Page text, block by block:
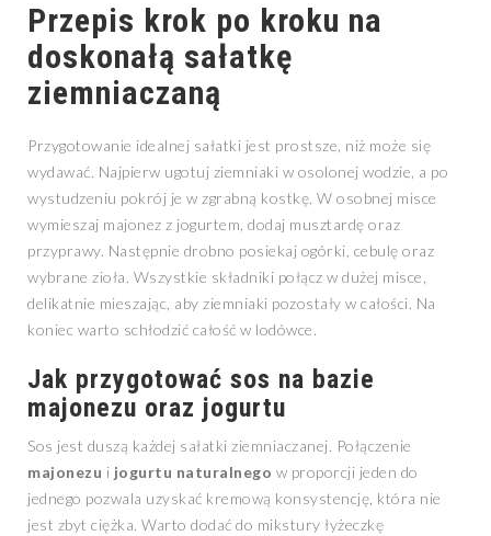
Przepis krok po kroku na
doskonałą sałatkę
ziemniaczaną
Przygotowanie idealnej sałatki jest prostsze, niż może się
wydawać. Najpierw ugotuj ziemniaki w osolonej wodzie, a po
wystudzeniu pokrój je w zgrabną kostkę. W osobnej misce
wymieszaj majonez z jogurtem, dodaj musztardę oraz
przyprawy. Następnie drobno posiekaj ogórki, cebulę oraz
wybrane zioła. Wszystkie składniki połącz w dużej misce,
delikatnie mieszając, aby ziemniaki pozostały w całości. Na
koniec warto schłodzić całość w lodówce.
Jak przygotować sos na bazie
majonezu oraz jogurtu
Sos jest duszą każdej sałatki ziemniaczanej. Połączenie
majonezu i jogurtu naturalnego w proporcji jeden do
jednego pozwala uzyskać kremową konsystencję, która nie
jest zbyt ciężka. Warto dodać do mikstury łyżeczkę